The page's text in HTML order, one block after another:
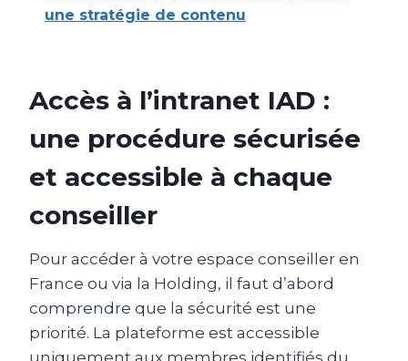
une stratégie de contenu
Accès à l’intranet IAD :
une procédure sécurisée
et accessible à chaque
conseiller
Pour accéder à votre espace conseiller en
France ou via la Holding, il faut d’abord
comprendre que la sécurité est une
priorité. La plateforme est accessible
uniquement aux membres identifiés du